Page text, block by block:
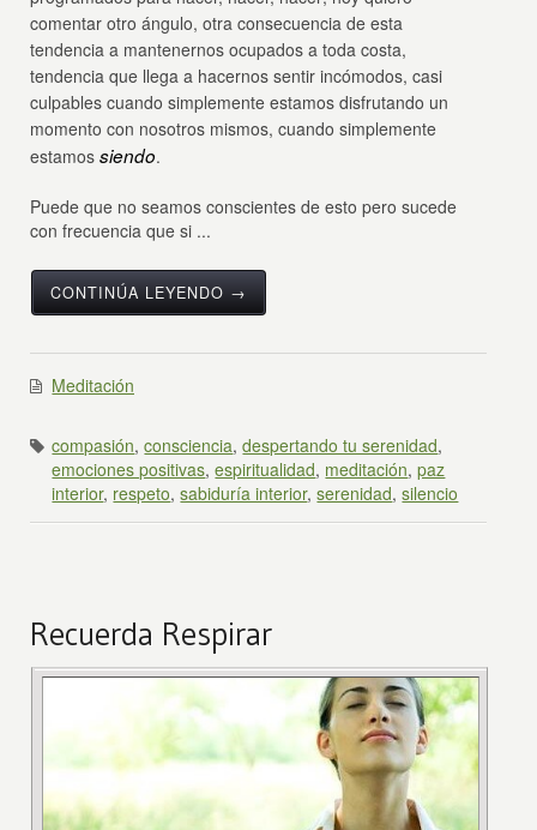
comentar otro ángulo, otra consecuencia de esta
tendencia a mantenernos ocupados a toda costa,
tendencia que llega a hacernos sentir incómodos, casi
culpables cuando simplemente estamos disfrutando un
momento con nosotros mismos, cuando simplemente
estamossiendo.
Puede que no seamos conscientes de esto pero sucede
con frecuencia que si ...
CONTINÚA LEYENDO →
Meditación
compasión,consciencia,despertando tu serenidad,
emociones positivas,espiritualidad, meditación,paz
interior, respeto,sabiduría interior,serenidad,silencio
Recuerda Respirar